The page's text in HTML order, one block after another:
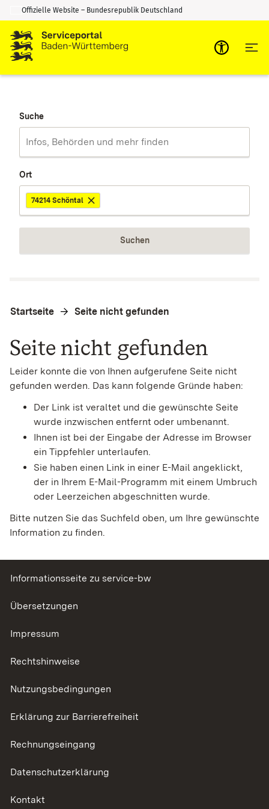
Zum Inhalt springen
Zur Suche springen
Offizielle Website – Bundesrepublik Deutschland
Suche
Ort
74214 Schöntal
Suchen
Startseite Seite nicht gefunden
Seite nicht gefunden
Leider konnte die von Ihnen aufgerufene Seite nicht
gefunden werden. Das kann folgende Gründe haben:
Der Link ist veraltet und die gewünschte Seite
wurde inzwischen entfernt oder umbenannt.
Ihnen ist bei der Eingabe der Adresse im Browser
ein Tippfehler unterlaufen.
Sie haben einen Link in einer E-Mail angeklickt,
der in Ihrem E-Mail-Programm mit einem Umbruch
oder Leerzeichen abgeschnitten wurde.
Bitte nutzen Sie das Suchfeld oben, um Ihre gewünschte
Information zu finden.
Informationsseite zu service-bw
Übersetzungen
Impressum
Rechtshinweise
Nutzungsbedingungen
Erklärung zur Barrierefreiheit
Rechnungseingang
Datenschutzerklärung
Kontakt